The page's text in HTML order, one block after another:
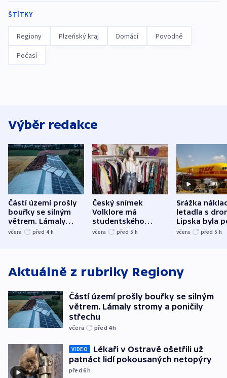
ŠTÍTKY
Regiony Plzeňský kraj Domácí Povodně
Počasí
Výběr redakce
Částí území prošly
bouřky se silným
větrem. Lámaly
stromy a poničily
včera před 4 h
Český snímek
Volklore má
studentského
Oscara, zabojuje o
včera před 5 h
Srážka
letadla s
Lipska byla
německého
včera před 5 h
Aktuálně z rubriky Regiony
Částí území prošly bouřky se silným
větrem. Lámaly stromy a poničily
střechu
včera před 4h
VIDEO
Lékaři v Ostravě ošetřili už
patnáct lidí pokousaných netopýry
před 6h